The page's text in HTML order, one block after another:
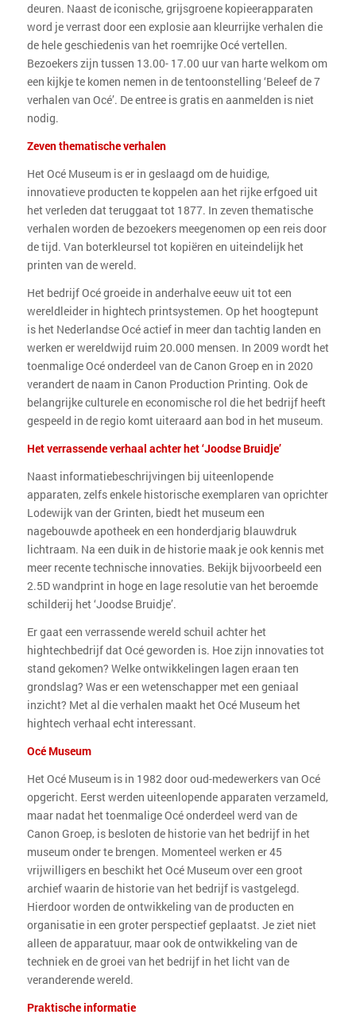
deuren. Naast de iconische, grijsgroene kopieerapparaten
word je verrast door een explosie aan kleurrijke verhalen die
de hele geschiedenis van het roemrijke Océ vertellen.
Bezoekers zijn tussen 13.00- 17.00 uur van harte welkom om
een kijkje te komen nemen in de tentoonstelling ‘Beleef de 7
verhalen van Océ’. De entree is gratis en aanmelden is niet
nodig.
Zeven thematische verhalen
Het Océ Museum is er in geslaagd om de huidige,
innovatieve producten te koppelen aan het rijke erfgoed uit
het verleden dat teruggaat tot 1877. In zeven thematische
verhalen worden de bezoekers meegenomen op een reis door
de tijd. Van boterkleursel tot kopiëren en uiteindelijk het
printen van de wereld.
Het bedrijf Océ groeide in anderhalve eeuw uit tot een
wereldleider in hightech printsystemen. Op het hoogtepunt
is het Nederlandse Océ actief in meer dan tachtig landen en
werken er wereldwijd ruim 20.000 mensen. In 2009 wordt het
toenmalige Océ onderdeel van de Canon Groep en in 2020
verandert de naam in Canon Production Printing. Ook de
belangrijke culturele en economische rol die het bedrijf heeft
gespeeld in de regio komt uiteraard aan bod in het museum.
Het verrassende verhaal achter het ‘Joodse Bruidje’
Naast informatiebeschrijvingen bij uiteenlopende
apparaten, zelfs enkele historische exemplaren van oprichter
Lodewijk van der Grinten, biedt het museum een
nagebouwde apotheek en een honderdjarig blauwdruk
lichtraam. Na een duik in de historie maak je ook kennis met
meer recente technische innovaties. Bekijk bijvoorbeeld een
2.5D wandprint in hoge en lage resolutie van het beroemde
schilderij het ‘Joodse Bruidje’.
Er gaat een verrassende wereld schuil achter het
hightechbedrijf dat Océ geworden is. Hoe zijn innovaties tot
stand gekomen? Welke ontwikkelingen lagen eraan ten
grondslag? Was er een wetenschapper met een geniaal
inzicht? Met al die verhalen maakt het Océ Museum het
hightech verhaal echt interessant.
Océ Museum
Het Océ Museum is in 1982 door oud-medewerkers van Océ
opgericht. Eerst werden uiteenlopende apparaten verzameld,
maar nadat het toenmalige Océ onderdeel werd van de
Canon Groep, is besloten de historie van het bedrijf in het
museum onder te brengen. Momenteel werken er 45
vrijwilligers en beschikt het Océ Museum over een groot
archief waarin de historie van het bedrijf is vastgelegd.
Hierdoor worden de ontwikkeling van de producten en
organisatie in een groter perspectief geplaatst. Je ziet niet
alleen de apparatuur, maar ook de ontwikkeling van de
techniek en de groei van het bedrijf in het licht van de
veranderende wereld.
Praktische informatie